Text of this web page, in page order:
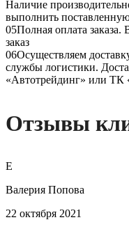
Наличие
выполнить
05Полная оплата
заказ
06Осуществляем
службы логистики.
«Автотрейдинг» или ТК
Отзывы
Е
Валерия Попова
22 октября 2021